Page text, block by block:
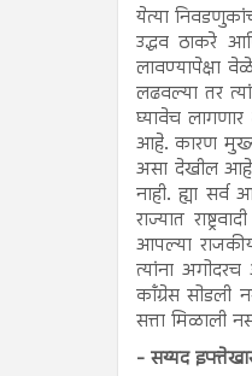
येत्या
उद्धव ठाकरे
लावण्यापेक्षा
लढवल्या तर
घ्यावेच
आहे. कारण
असा देखील आहे
नाही. ह्या
राज्यात
आपल्या
त्यांना
काँग्रेस
सत्ता मिळाली
- सय्यद